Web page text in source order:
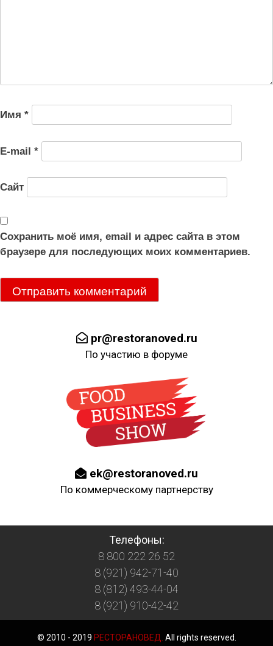
Имя *
E-mail *
Сайт
Сохранить моё имя, email и адрес сайта в этом
браузере для последующих моих комментариев.
pr@restoranoved.ru
По участию в форуме
ek@restoranoved.ru
По коммерческому партнерству
Телефоны:
8 800 222 26 52
8 (921) 942-71-40
8 (812) 493-44-04
8 (921) 910-42-42
© 2010 - 2019 РЕСТОРАНОВЕД. All rights reserved.